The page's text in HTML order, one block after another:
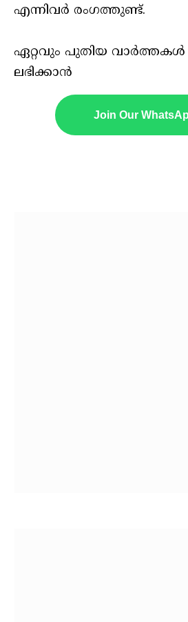
എന്നിവര്‍ രംഗത്തുണ്ട്.
ഏറ്റവും പുതിയ വാർത്തകൾ
ലഭിക്കാൻ
Join Our